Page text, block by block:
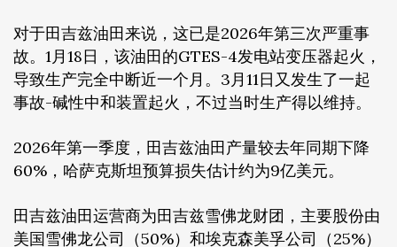
对于田吉兹油田来说，这已是2026年第三次严重事
故。1月18日，该油田的GTES-4发电站变压器起火，
导致生产完全中断近一个月。3月11日又发生了一起
事故-碱性中和装置起火，不过当时生产得以维持。
2026年第一季度，田吉兹油田产量较去年同期下降
60%，哈萨克斯坦预算损失估计约为9亿美元。
田吉兹油田运营商为田吉兹雪佛龙财团，主要股份由
美国雪佛龙公司（50%）和埃克森美孚公司（25%）